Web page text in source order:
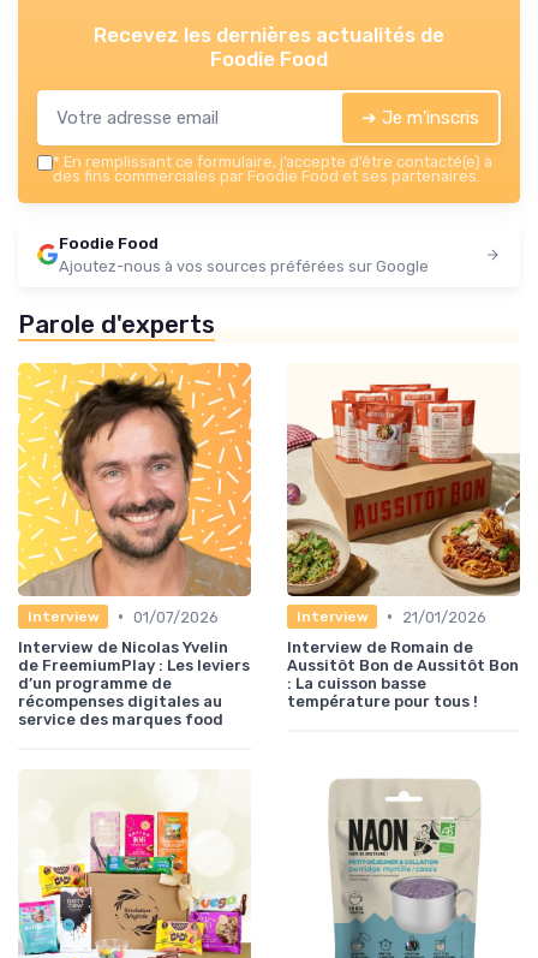
Recevez les dernières actualités de
Foodie Food
➔ Je m'inscris
* En remplissant ce formulaire, j’accepte d’être contacté(e) à
des fins commerciales par Foodie Food et ses partenaires.
Foodie Food
Ajoutez-nous à vos sources préférées sur Google
Parole d'experts
Interview • 01/07/2026
Interview de Nicolas Yvelin
de FreemiumPlay : Les leviers
d’un programme de
récompenses digitales au
service des marques food
Interview •
21/01/2026
Interview de Romain de
Aussitôt Bon de Aussitôt Bon
: La cuisson basse
température pour tous !